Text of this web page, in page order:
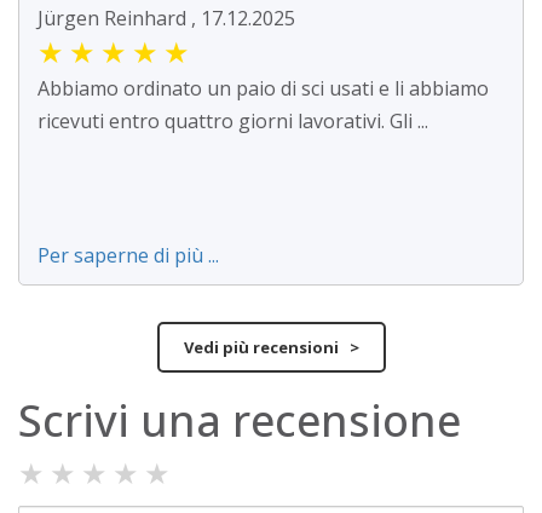
Jürgen Reinhard , 17.12.2025
★ ★ ★ ★ ★
Abbiamo ordinato un paio di sci usati e li abbiamo
ricevuti entro quattro giorni lavorativi. Gli ...
Per saperne di più ...
Vedi più recensioni >
Scrivi una recensione
★ ★ ★ ★ ★